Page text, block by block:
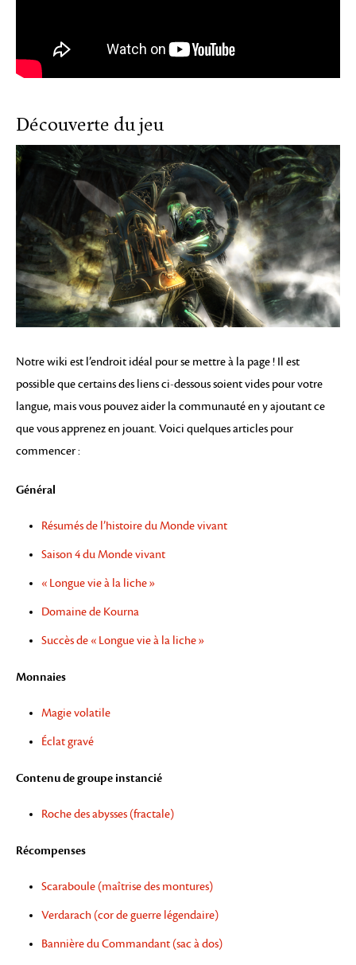
Découverte du jeu
Notre wiki est l’endroit idéal pour se mettre à la page ! Il est
possible que certains des liens ci-dessous soient vides pour votre
langue, mais vous pouvez aider la communauté en y ajoutant ce
que vous apprenez en jouant. Voici quelques articles pour
commencer :
Général
Résumés de l’histoire du Monde vivant
Saison 4 du Monde vivant
« Longue vie à la liche »
Domaine de Kourna
Succès de « Longue vie à la liche »
Monnaies
Magie volatile
Éclat gravé
Contenu de groupe instancié
Roche des abysses (fractale)
Récompenses
Scaraboule (maîtrise des montures)
Verdarach (cor de guerre légendaire)
Bannière du Commandant (sac à dos)